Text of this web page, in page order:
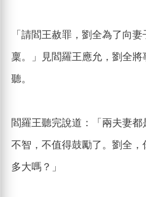
「請閻王赦罪，劉全為了向
稟。」見閻羅王應允，劉全
聽。
閻羅王聽完說道：「兩夫妻
不智，不值得鼓勵了。劉全
多大嗎？」